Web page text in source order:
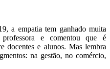
a empatia tem ganhado muita
e comentou que é
docentes e alunos. Mas lembra
na gestão, no comércio,